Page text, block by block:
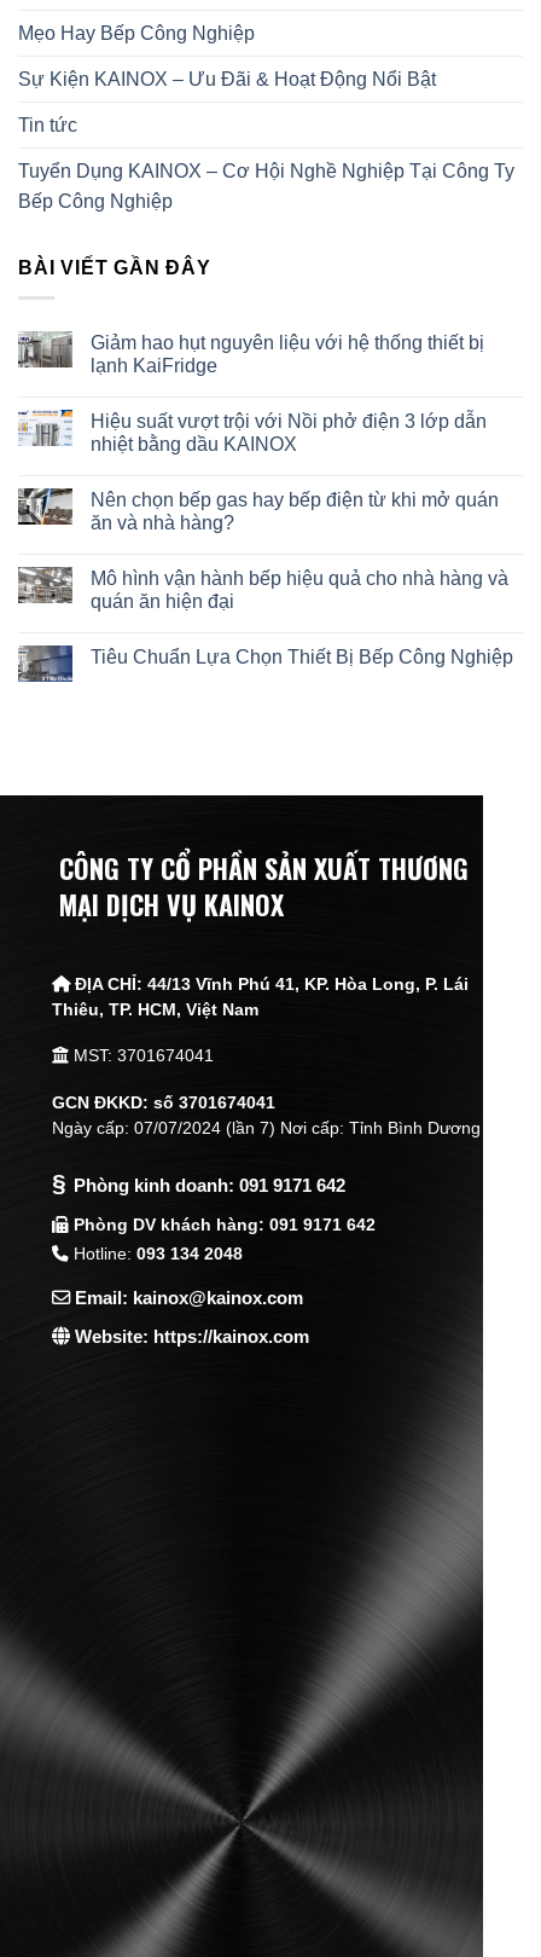
Mẹo Hay Bếp Công Nghiệp
Sự Kiện KAINOX – Ưu Đãi & Hoạt Động Nổi Bật
Tin tức
Tuyển Dụng KAINOX – Cơ Hội Nghề Nghiệp Tại Công Ty
Bếp Công Nghiệp
BÀI VIẾT GẦN ĐÂY
Giảm hao hụt nguyên liệu với hệ thống thiết bị
lạnh KaiFridge
Hiệu suất vượt trội với Nồi phở điện 3 lớp dẫn
nhiệt bằng dầu KAINOX
Nên chọn bếp gas hay bếp điện từ khi mở quán
ăn và nhà hàng?
Mô hình vận hành bếp hiệu quả cho nhà hàng và
quán ăn hiện đại
Tiêu Chuẩn Lựa Chọn Thiết Bị Bếp Công Nghiệp
CÔNG TY CỔ PHẦN SẢN XUẤT THƯƠNG
MẠI DỊCH VỤ KAINOX
ĐỊA CHỈ:44/13 Vĩnh Phú 41, KP. Hòa Long, P. Lái
Thiêu,TP. HCM, Việt Nam
MST: 3701674041
GCN ĐKKD: số 3701674041
Ngày cấp: 07/07/2024 (lần 7) Nơi cấp: Tỉnh Bình Dương
§ Phòng kinh doanh: 091 9171 642
Phòng DV khách hàng: 091 9171 642
Hotline:093 134 2048
Email: kainox@kainox.com
Website: https://kainox.com